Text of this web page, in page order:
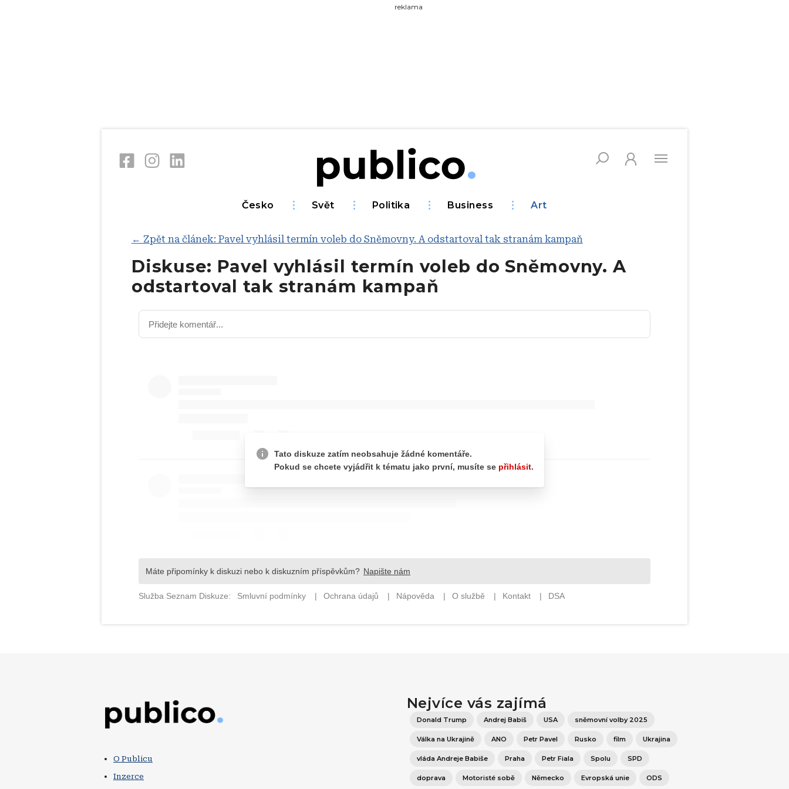
reklama
Česko Svět Politika Business Art
← Zpět na článek: Pavel vyhlásil termín voleb do Sněmovny. A odstartoval tak stranám kampaň
Diskuse: Pavel vyhlásil termín voleb do Sněmovny. A
odstartoval tak stranám kampaň
O Publicu
Inzerce
Nejvíce vás zajímá
Donald Trump Andrej Babiš USA sněmovní volby 2025
Válka na Ukrajině ANO Petr Pavel Rusko film Ukrajina
vláda Andreje Babiše Praha Petr Fiala Spolu SPD
doprava Motoristé sobě Německo Evropská unie ODS
Vyhledávejte na Publiku